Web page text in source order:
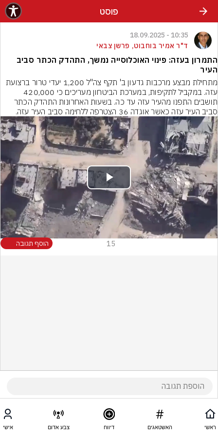
פוסט
10:35 - 18.09.2025
ד"ר אמיר בוחבוט, פרשן צבאי
התמרון בעזה: פינוי האוכלוסייה נמשך, התהדק הכתר סביב
העיר
מתחילת מבצע מרכבות גדעון ב' תקף צה"ל 1,200 יעדי טרור ברצועת
עזה. במקביל לתקיפות, במערכת הביטחון מעריכים כי 420,000
סביב העיר עזה כאשר אוגדה 36 הצטרפה ללחימה סביב העיר עזה.
Play
Video
15 הוסף תגובה
ראשי האשטאגים דיווח צבע אדום אישי